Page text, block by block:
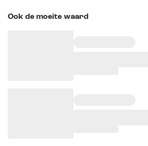
Ook de moeite waard